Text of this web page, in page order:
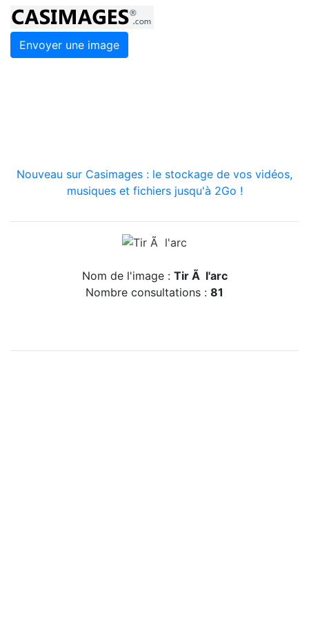
Envoyer une image
Nouveau sur Casimages : le stockage de vos vidéos,
musiques et fichiers jusqu'à 2Go !
Nom de l'image : Tir Ã l'arc
Nombre consultations : 81